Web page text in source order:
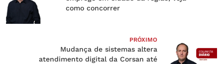
como concorrer
PRÓXIMO
Mudança de sistemas altera
atendimento digital da Corsan até